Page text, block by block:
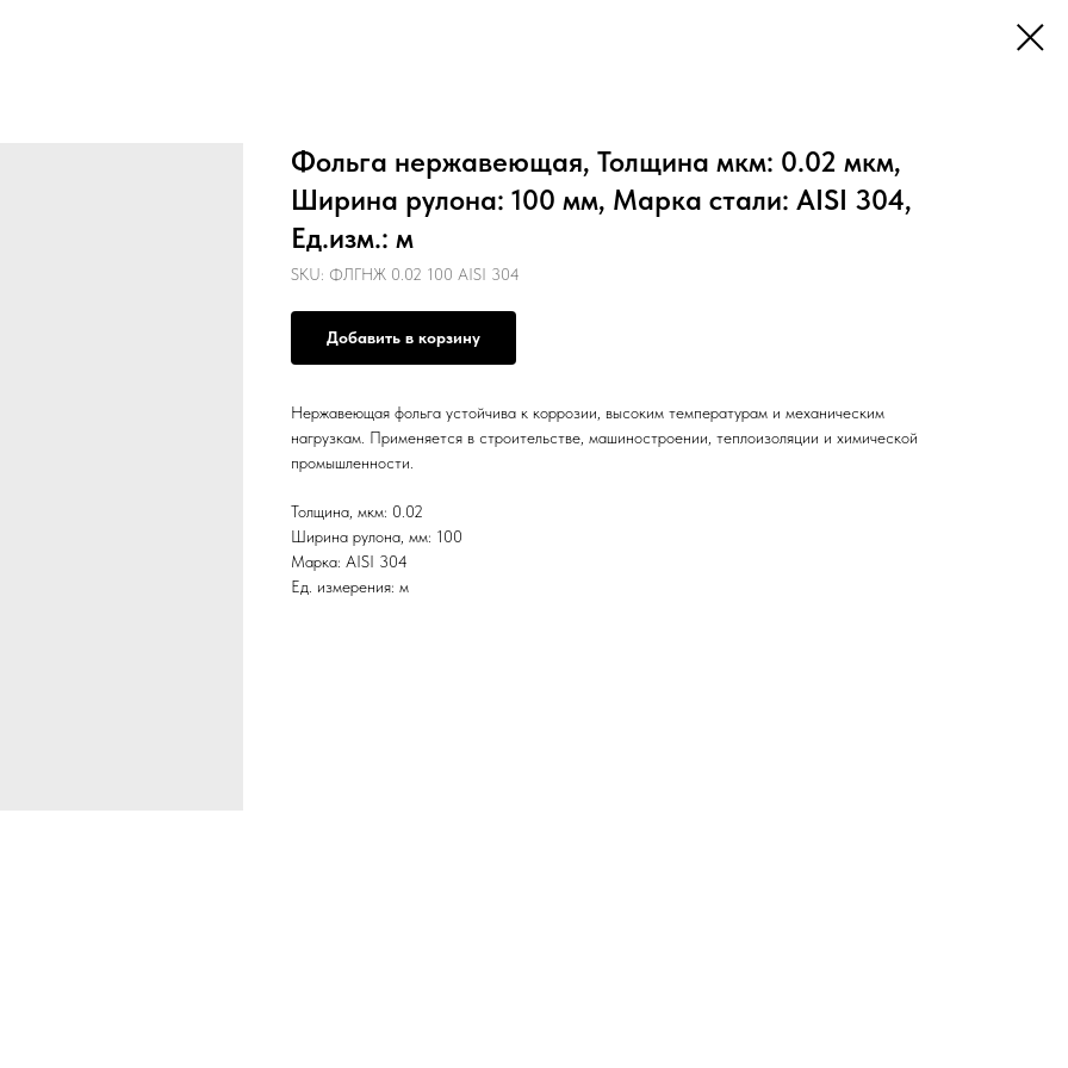
Фольга нержавеющая, Толщина мкм: 0.02 мкм,
Ширина рулона: 100 мм, Марка стали: AISI 304,
Ед.изм.: м
SKU: ФЛГНЖ 0.02 100 AISI 304
Добавить в корзину
Нержавеющая фольга устойчива к коррозии, высоким температурам и механическим
нагрузкам. Применяется в строительстве, машиностроении, теплоизоляции и химической
промышленности.
Толщина, мкм: 0.02
Ширина рулона, мм: 100
Марка: AISI 304
Ед. измерения: м